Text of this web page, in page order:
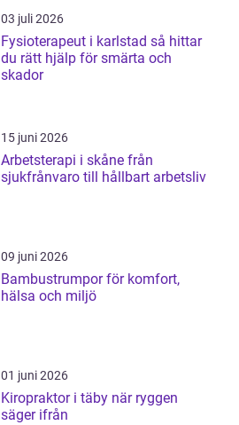
03 juli 2026
Fysioterapeut i karlstad så hittar
du rätt hjälp för smärta och
skador
15 juni 2026
Arbetsterapi i skåne från
sjukfrånvaro till hållbart arbetsliv
09 juni 2026
Bambustrumpor för komfort,
hälsa och miljö
01 juni 2026
Kiropraktor i täby när ryggen
säger ifrån